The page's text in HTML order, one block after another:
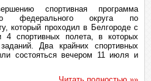
спортивная программа
федерального округа по
который проходил в Белгороде с
спортивных полета, в которых
Два крайних спортивных
состояться вечером 11 июля и
Читать полностью »»